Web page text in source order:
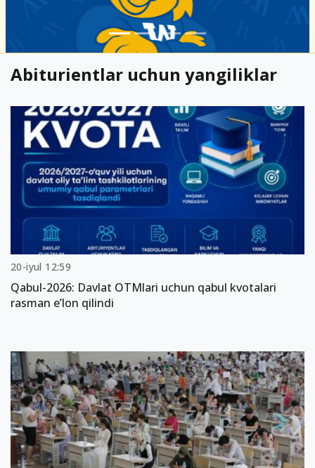
Abiturientlar uchun yangiliklar
20-iyul 12:59
Qabul-2026: Davlat OTMlari uchun qabul kvotalari
rasman e’lon qilindi